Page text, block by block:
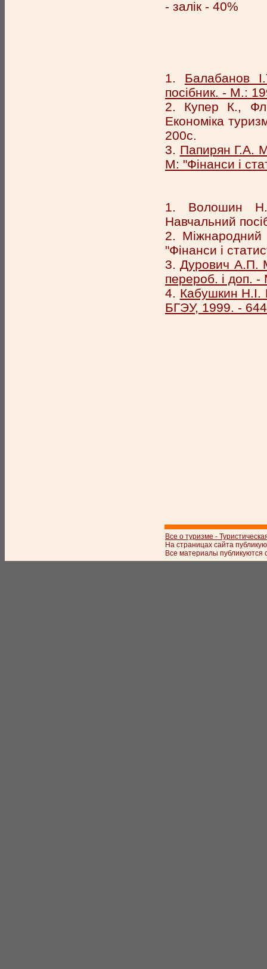
- залік - 40%
1. Балабанов
посібник. - М.:
2. Купер К.,
Економіка
200с.
3. Папирян Г.А.
М: "Фінанси і
1. Волошин
Навчальний
2.
"Фінанси і
3.Дурович А.П.
перероб. і доп.
4. Кабушкин Н.І.
БГЭУ, 1999. -
Все о туризме -
На страницах сайта
Все материалы публикуются